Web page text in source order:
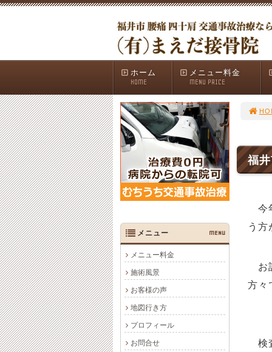
ホーム
HOME
メニュー料金
MENU PRICE
福
今
う方
お
方々
検
メニュー MENU
メニュー料金
施術風景
お客様の声
地図行き方
プロフィール
お問合せ